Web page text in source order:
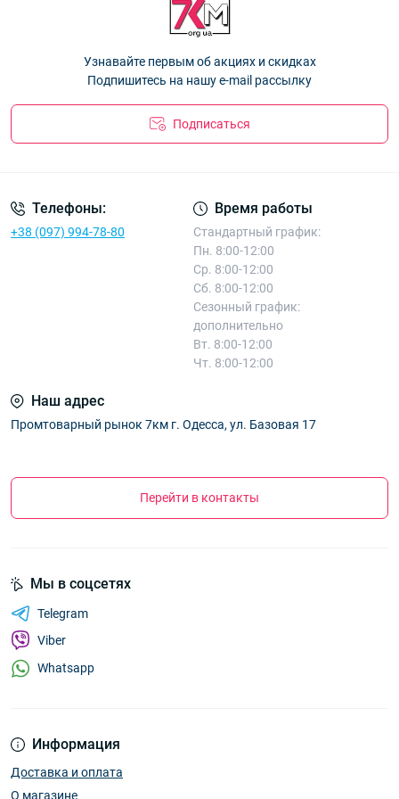
— 32.40 ₴
Перчатки детские Оптом с начёсом для девочек 9-13 лет
"Lovely" Корона E0888 L— 48.60 ₴
Узнавайте первым об акциях и скидках
Подпишитесь на нашу e-mail рассылку
Подписаться
Телефоны:
+38 (097) 994-78-80
Время работы
Стандартный график:
Пн. 8:00-12:00
Ср. 8:00-12:00
Сб. 8:00-12:00
Сезонный график:
дополнительно
Вт. 8:00-12:00
Чт. 8:00-12:00
Наш адрес
Промтоварный рынок 7км г. Одесса, ул. Базовая 17
Перейти в контакты
Информация
Доставка и оплата
О магазине
Мы в соцсетях
Telegram
Viber
Whatsapp